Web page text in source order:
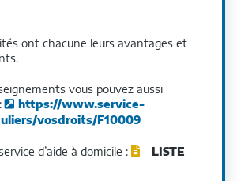
ont chacune leurs avantages et
vous pouvez aussi
https://www.service-
vosdroits/F10009
d’aide à domicile :
LISTE